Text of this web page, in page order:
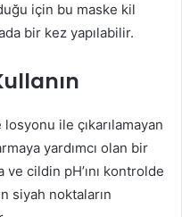
için bu maske kil
bir kez yapılabilir.
ile çıkarılamayan
yardımcı olan bir
ve cildin pH’ını kontrolde
siyah noktaların